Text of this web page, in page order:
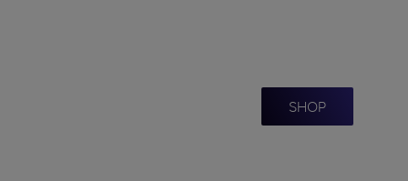
SHOP